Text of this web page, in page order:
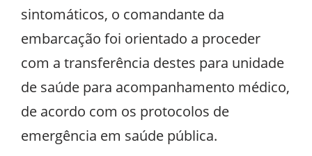
sintomáticos, o comandante da
embarcação foi orientado a proceder
com a transferência destes para unidade
de saúde para acompanhamento médico,
de acordo com os protocolos de
emergência em saúde pública.